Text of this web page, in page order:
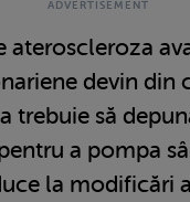
ateroscleroza
devin din
trebuie să
a pompa
la modificări